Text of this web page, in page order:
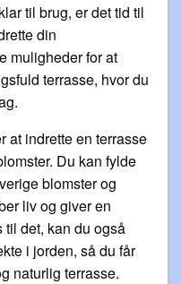
til brug, er det tid til
din
muligheder for at
terrasse, hvor du
at indrette en terrasse
Du kan fylde
blomster og
liv og giver en
det, kan du også
i jorden, så du får
naturlig terrasse.